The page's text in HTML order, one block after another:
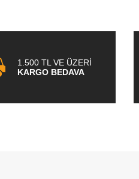
1.500 TL VE ÜZERİ
KARGO BEDAVA